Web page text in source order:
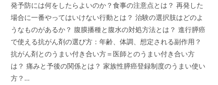
発予防には何をしたらよいのか？食事の注意点とは？ 再発した
場合に一番やってはいけない行動とは？ 治験の選択肢はどのよ
うなものがあるか？ 腹膜播種と腹水の対処方法とは？ 進行膵癌
で使える抗がん剤の選び方：年齢、体調、想定される副作用？
抗がん剤とのうまい付き合い方＝医師とのうまい付き合い方
は？ 痛みと予後の関係とは？ 家族性膵癌登録制度のうまい使い
方？…